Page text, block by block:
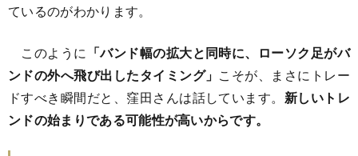
ているのがわかります。
このように 「バンド幅の拡大と同時に、ローソク足がバ
ンドの外へ飛び出したタイミング」 こそが、まさにトレー
ドすべき瞬間だと、窪田さんは話しています。 新しいトレ
ンドの始まりである可能性が高いからです。